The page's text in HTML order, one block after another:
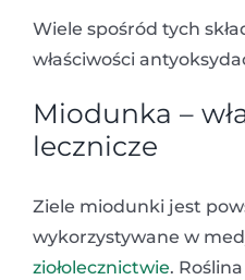
Wiele spośród tych
właściwości
Miodunka –
lecznicze
Ziele miodunki jest
wykorzystywane w
ziołolecznictwie.